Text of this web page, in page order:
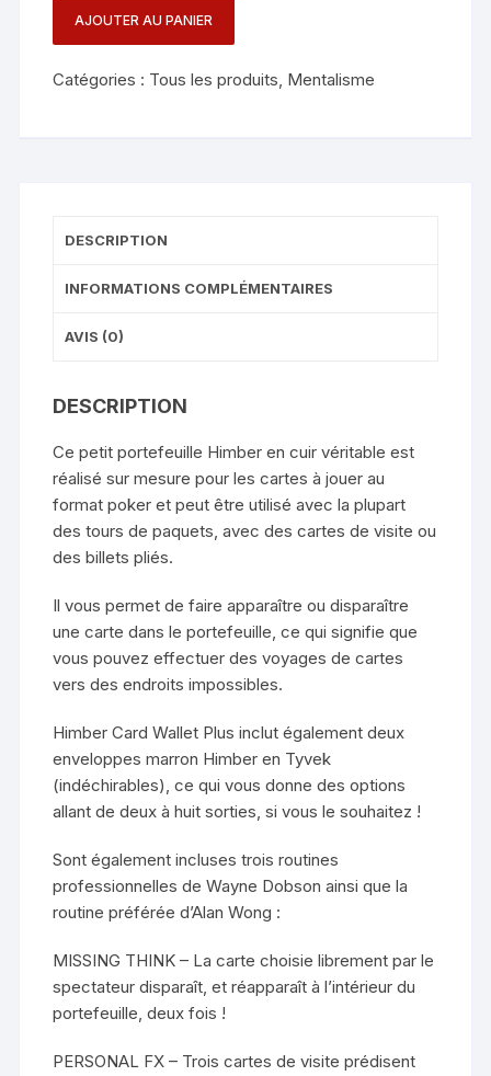
Himbert
AJOUTER AU PANIER
Catégories : Tous les produits, Mentalisme
DESCRIPTION
INFORMATIONS COMPLÉMENTAIRES
AVIS (0)
DESCRIPTION
Ce petit portefeuille Himber en cuir véritable est
réalisé sur mesure pour les cartes à jouer au
format poker et peut être utilisé avec la plupart
des tours de paquets, avec des cartes de visite ou
des billets pliés.
Il vous permet de faire apparaître ou disparaître
une carte dans le portefeuille, ce qui signifie que
vous pouvez effectuer des voyages de cartes
vers des endroits impossibles.
Himber Card Wallet Plus inclut également deux
enveloppes marron Himber en Tyvek
(indéchirables), ce qui vous donne des options
allant de deux à huit sorties, si vous le souhaitez !
Sont également incluses trois routines
professionnelles de Wayne Dobson ainsi que la
routine préférée d’Alan Wong :
MISSING THINK – La carte choisie librement par le
spectateur disparaît, et réapparaît à l’intérieur du
portefeuille, deux fois !
PERSONAL FX – Trois cartes de visite prédisent